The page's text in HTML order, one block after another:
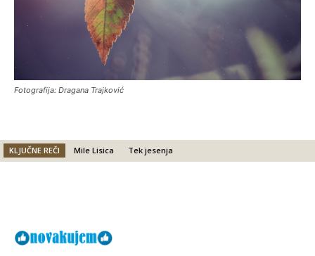
Fotografija: Dragana Trajković
KLJUČNE REČI Mile Lisica Tek jesenja